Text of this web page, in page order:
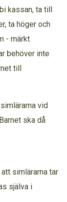
kassan, ta till
ta höger och
- märkt
behöver inte
till
vid
ska då
simlärarna tar
själva i